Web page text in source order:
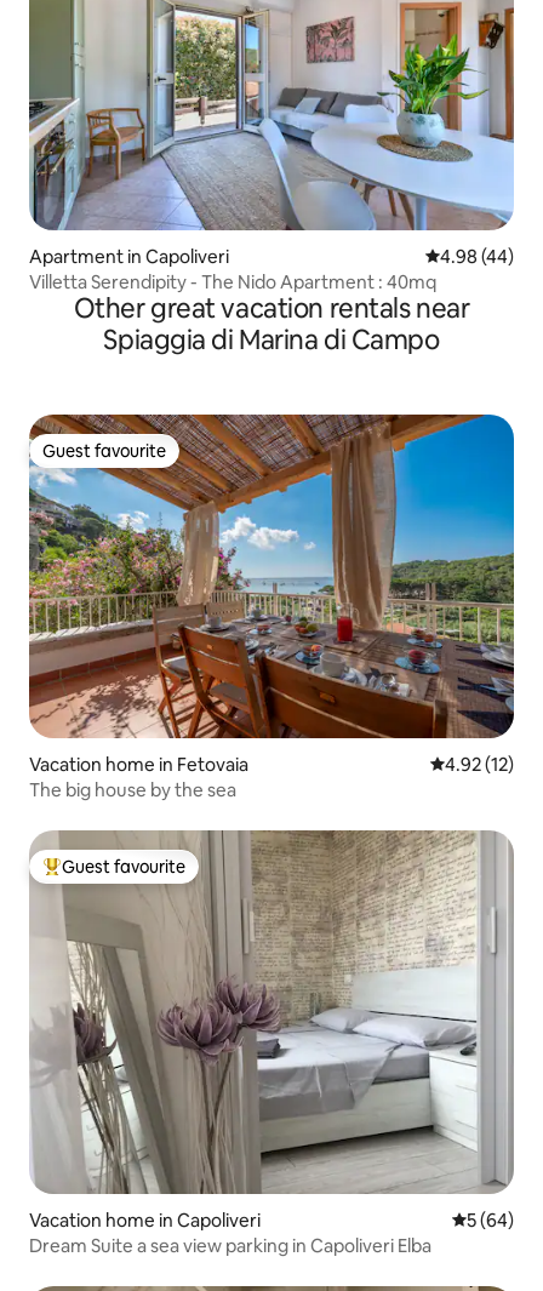
Apartment in Capoliveri 4.98 out of 5
4.98 (44)
Villetta Serendipity - The Nido Apartment : 40mq
Other great vacation rentals near
Spiaggia di Marina di Campo
Guest favourite
Guest favourite
Vacation home in Fetovaia 4.92 out of 5
4.92 (12)
The big house by the sea
Top guest favourite
Guest favourite
Vacation home in Capoliveri 5 out of 5
5 (64)
Dream Suite a sea view parking in Capoliveri Elba